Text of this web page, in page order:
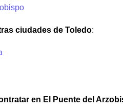
ciudades de Toledo:
en El Puente del